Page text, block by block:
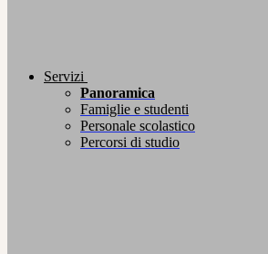
Servizi
Panoramica
Famiglie e studenti
Personale scolastico
Percorsi di studio